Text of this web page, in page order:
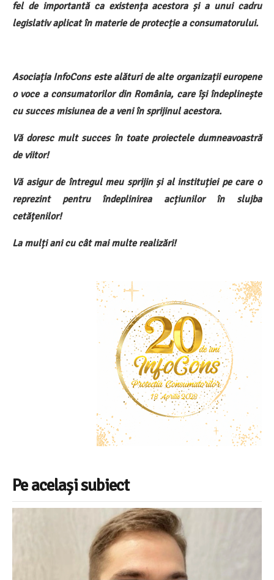
fel de importantă ca existența acestora și a unui cadru
legislativ aplicat în materie de protecție a consumatorului.
Asociația InfoCons este alături de alte organizații europene
o voce a consumatorilor din România, care își îndeplinește
cu succes misiunea de a veni în sprijinul acestora.
Vă doresc mult succes în toate proiectele dumneavoastră
de viitor!
Vă asigur de întregul meu sprijin și al instituției pe care o
reprezint pentru îndeplinirea acțiunilor în slujba
cetățenilor!
La mulți ani cu cât mai multe realizări!
Pe același subiect